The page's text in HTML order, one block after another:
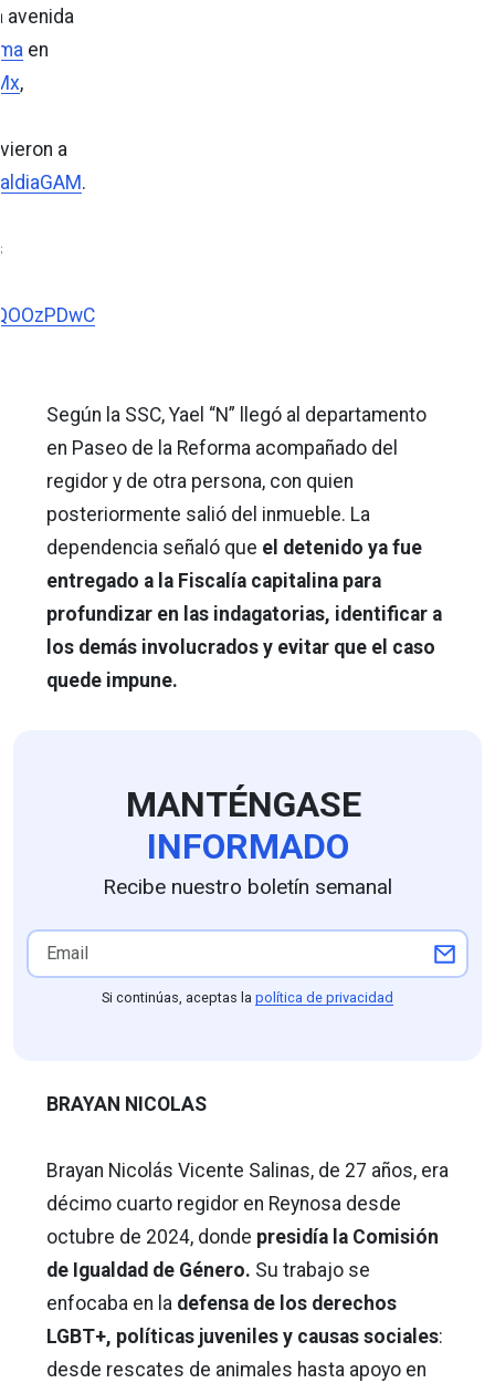
avenida
en
,
a
.
Según la SSC, Yael “N” llegó al departamento
en Paseo de la Reforma acompañado del
regidor y de otra persona, con quien
posteriormente salió del inmueble. La
dependencia señaló que el detenido ya fue
entregado a la Fiscalía capitalina para
profundizar en las indagatorias, identificar a
los demás involucrados y evitar que el caso
quede impune.
MANTÉNGASE
INFORMADO
Recibe nuestro boletín semanal
Si continúas, aceptas la política de privacidad
BRAYAN NICOLAS
Brayan Nicolás Vicente Salinas, de 27 años, era
décimo cuarto regidor en Reynosa desde
octubre de 2024, donde presidía la Comisión
de Igualdad de Género. Su trabajo se
enfocaba en la defensa de los derechos
LGBT+, políticas juveniles y causas sociales:
desde rescates de animales hasta apoyo en